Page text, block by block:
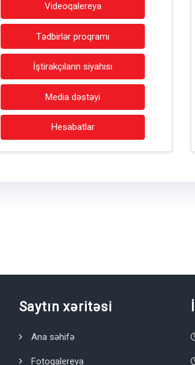
Videoqalereya
Tədbirlər proqramı
İştirakçıların siyahısı
Media dəstəyi
Hesabatlar
Saytın xəritəsi
Ana səhifə
Fotoqalereya